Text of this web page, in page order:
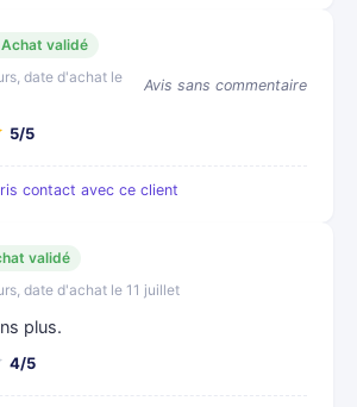
Achat validé
date d'achat le
Avis sans commentaire
5/5
contact avec ce client
validé
date d'achat le 11 juillet
plus.
4/5